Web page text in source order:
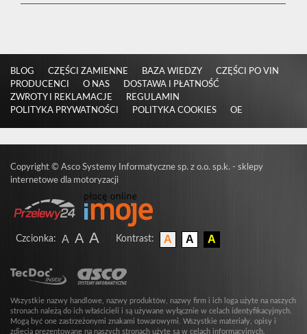
BLOG CZĘŚCI ZAMIENNE BAZA WIEDZY
CZĘŚCI PO VIN
PRODUCENCI
O NAS
DOSTAWA I PŁATNOŚĆ
ZWROTY I REKLAMACJE
REGULAMIN
POLITYKA PRYWATNOŚCI
POLITYKA COOKIES OE
Copyright © Asco Systemy Informatyczne sp. z o.o. sp.k. - sklepy
internetowe dla motoryzacji
Czcionka: A A A Kontrast: A A A
Wszystkie nazwy handlowe, nazwy produktów, nazwy firm i ich loga użyte na naszych
stronach należą do ich właścicieli i są używane wyłącznie w celach identyfikacyjnych.
Mogą być one zastrzeżonymi znakami towarowymi. Wszystkie materiały, opisy i
zdjęcia prezentowane na naszych stronach użyte są w celach informacyjnych.